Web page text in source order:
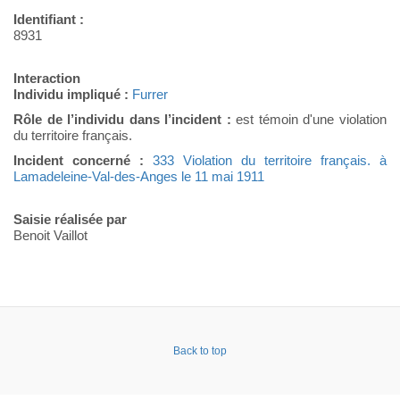
Identifiant :
8931
Interaction
Individu impliqué : Furrer
Rôle de l’individu dans l’incident : est témoin d'une violation
du territoire français.
Incident concerné :
333 Violation du territoire français. à
Lamadeleine-Val-des-Anges le 11 mai 1911
Saisie réalisée par
Benoit Vaillot
Back to top